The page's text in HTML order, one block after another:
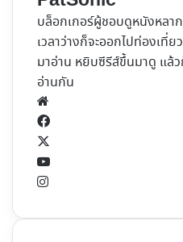
บล็อกเกอร์ผู้ชอบดูหนังหลา
เวลาว่างก็จะออกไปท่องเที่
มาอ่าน หยิบซีรีส์ขึ้นมาดู แล้
อ่านกัน
Facebook
YouTube
Instagram